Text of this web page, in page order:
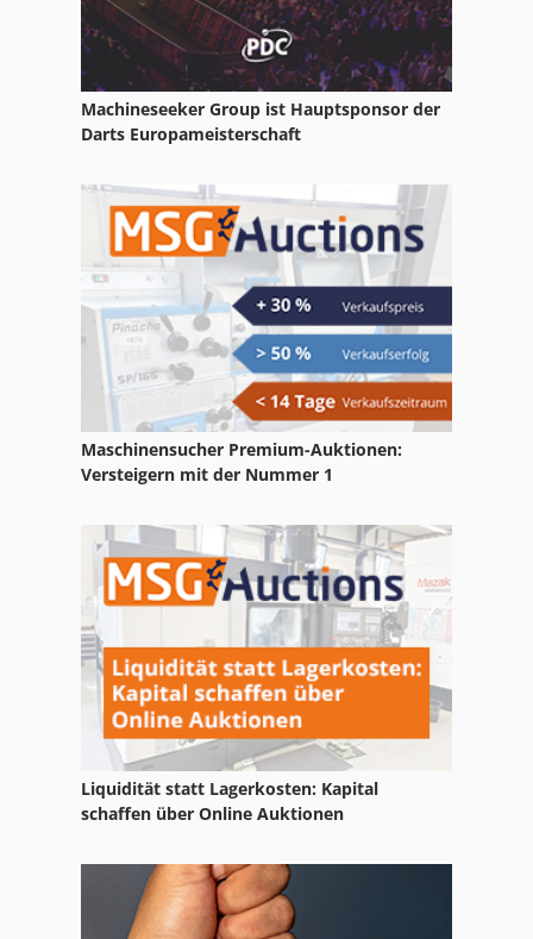
Servo-Bidirektionalpumpen gesteuert.
Baykal Tafelschere
Biegeautomat
Gehring Honmaschinen
Haeusler
Heilbronn
Metallkraft
Profilbiege
Sahinler
Machineseeker Group ist Hauptsponsor der
Darts Europameisterschaft
Maschinensucher Premium-Auktionen:
Versteigern mit der Nummer 1
Liquidität statt Lagerkosten: Kapital
schaffen über Online Auktionen